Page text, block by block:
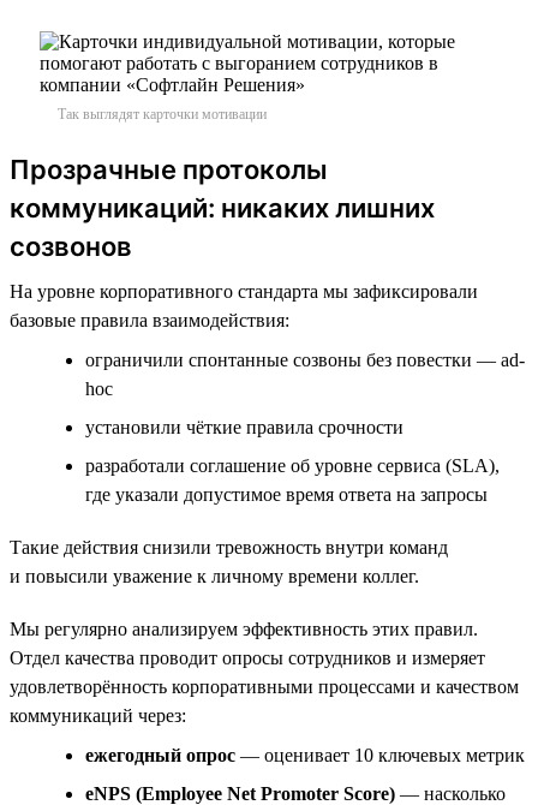
Так выглядят карточки мотивации
Прозрачные протоколы
коммуникаций: никаких лишних
созвонов
На уровне корпоративного стандарта мы зафиксировали
базовые правила взаимодействия:
ограничили спонтанные созвоны без повестки — ad-
hoc
установили чёткие правила срочности
разработали соглашение об уровне сервиса (SLA),
где указали допустимое время ответа на запросы
Такие действия снизили тревожность внутри команд
и повысили уважение к личному времени коллег.
Мы регулярно анализируем эффективность этих правил.
Отдел качества проводит опросы сотрудников и измеряет
удовлетворённость корпоративными процессами и качеством
коммуникаций через:
ежегодный опрос — оценивает 10 ключевых метрик
eNPS (Employee Net Promoter Score) — насколько